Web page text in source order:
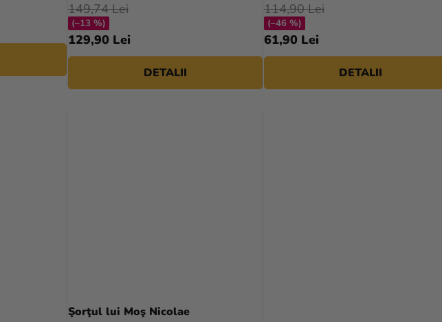
129,90 Lei
149,74 Lei
(–13 %)
DETALII
61,90 Lei
114,90 Lei
(–46 %)
DETALII
Şorţul lui Moş Nicolae